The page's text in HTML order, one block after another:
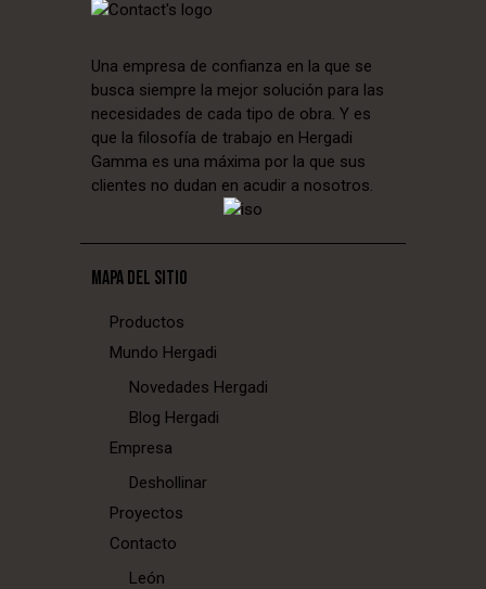
Una empresa de confianza en la que se
busca siempre la mejor solución para las
necesidades de cada tipo de obra. Y es
que la filosofía de trabajo en Hergadi
Gamma es una máxima por la que sus
clientes no dudan en acudir a nosotros.
MAPA DEL SITIO
Productos
Mundo Hergadi
Novedades Hergadi
Blog Hergadi
Empresa
Deshollinar
Proyectos
Contacto
León